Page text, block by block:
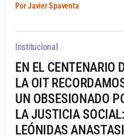
Por Javier Spaventa
Institucional
EN EL CENTENARIO
LA OIT
UN OBSESIONADO
LA JUSTICIA SOCIAL:
LEÓNIDAS ANASTASI